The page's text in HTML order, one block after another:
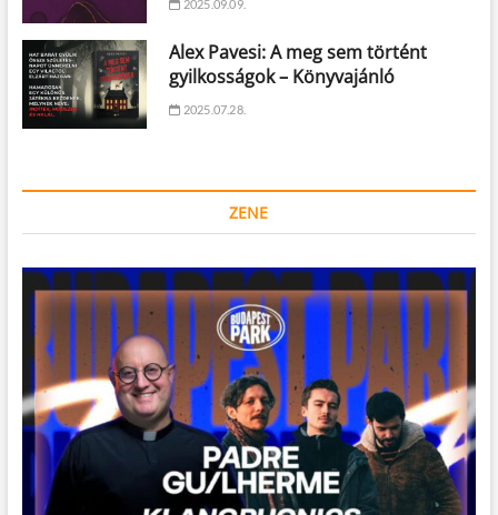
2025.09.09.
Alex Pavesi: A meg sem történt
gyilkosságok – Könyvajánló
2025.07.28.
ZENE